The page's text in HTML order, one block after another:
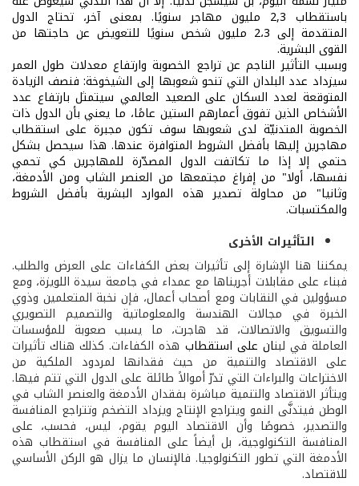
باستقطاب 2,3 مليون مهاجر سنويًا . بمعنى آخر، تحتاج الدول
المتقدمة إلى 2،3 مليون شخص سنويًا للتعويض عن حاجتها من
القوى البشرية.
وبسبب التأثير الناجم عن تراجع الخصوبة وارتفاع معدلات طول العمر
سيزداد عدد البلدان التي تنحو شعوبها إلى الشيخوخة: فنصف الزيادة
المتوقعة لعدد السكان على الصعيد العالمي سيتمثل بارتفاع عدد
الأشخاص الذين تفوق أعمارهم الستين عامًا، ما يعني بأن الدول ذات
الخصوبة المتدنيّة لدى شعوبها سوف تكون مجبرة على استقطاب
مهاجرين إليها بأفضل الشروط المتوافرة عندها. هذا سيحصل بشكل
حتمي إلا إذا ما تكاتفت الدول المصدّرة للمهاجرين كي تحمي
نفسها، أولا" من إفراغ مجتمعها من العنصر الشاب ومن الأدمغة،
وثانيا" من محاولة تصدير هذه الموارد البشرية بأفضل الشروط
والمكتسبات.
التأثيرات الأخرى
يمكننا هنا الإشارة إلى تأثيرات بعض الكفاءات على العرض والطلب.
فبناء على مقابلات أجريناها مع عمداء في جامعة سيدة اللويزة، ومع
مسؤولين في النقابات ومع أصحاب أعمال، فإن نخبة المتعلمين وذوي
الخبرة في مجالات الهندسة والمعلوماتية والتصميم التصويري
والتسويق والاتصالات، قد هاجرت، ما يسبب صعوبة للمؤسسات
العاملة في لبنان على استقطاب هذه الكفاءات. كذلك هناك تأثيرات
على الاقتصاد والتنمية من حيث فقدانها لمردود الملكية من
الاختراعات والبراءات التي تدرّ أموالاً طائلة على الدول التي تتم فيها.
ويتأثر الاقتصاد والتنمية مباشرة بفقدان الأدمغة والعنصر الشاب في
الوطن فيتدنَّى النمو ويتراجع الإنتاج ويزداد التضخم وتتراجع المنافسة
والتصدير، خصوصًا وأن الاقتصاد اليوم يقوم، ليس، فحسب، على
المنافسة التكنولوجية، بل أيضاً على المنافسة في استقطاب هذه
الأدمغة التي تطور التكنولوجيا. فالإنسان ما يزال هو الركن الأساسي
للاقتصاد.